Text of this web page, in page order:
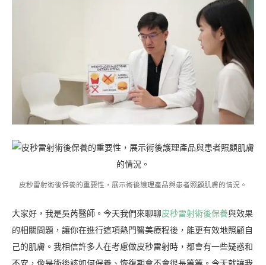
皮秒雷射術後保養的重要性，展示術後護理產品與患者照顧肌膚的情況。
大家好，我是吳芮醫師。今天我們來聊聊皮秒雷射術後保養與效果
的相關問題，讓你在進行這項熱門醫美療程後，能更有效地照顧自
己的肌膚。我相信許多人在考慮做皮秒雷射時，都會有一些疑惑和